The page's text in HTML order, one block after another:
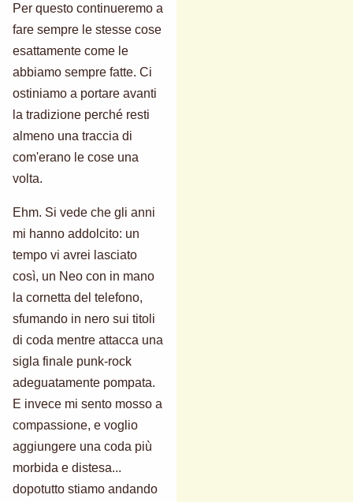
Per questo continueremo a
fare sempre le stesse cose
esattamente come le
abbiamo sempre fatte. Ci
ostiniamo a portare avanti
la tradizione perché resti
almeno una traccia di
com'erano le cose una
volta.
Ehm. Si vede che gli anni
mi hanno addolcito: un
tempo vi avrei lasciato
così, un Neo con in mano
la cornetta del telefono,
sfumando in nero sui titoli
di coda mentre attacca una
sigla finale punk-rock
adeguatamente pompata.
E invece mi sento mosso a
compassione, e voglio
aggiungere una coda più
morbida e distesa...
dopotutto stiamo andando